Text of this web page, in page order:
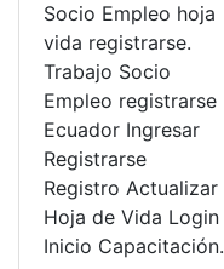
Socio Empleo hoja
vida registrarse.
Trabajo Socio
Empleo registrarse
Ecuador Ingresar
Registrarse
Registro Actualizar
Hoja de Vida Login
Inicio Capacitación.